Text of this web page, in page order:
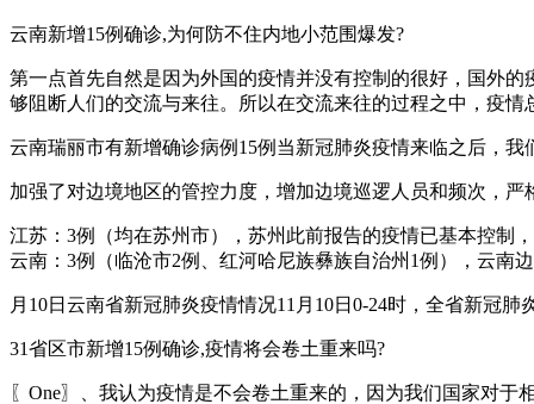
云南新增15例确诊,为何防不住内地小范围爆发?
第一点首先自然是因为外国的疫情并没有控制的很好，国外
够阻断人们的交流与来往。所以在交流来往的过程之中，疫情
云南瑞丽市有新增确诊病例15例当新冠肺炎疫情来临之后，我
加强了对边境地区的管控力度，增加边境巡逻人员和频次，
江苏：3例（均在苏州市），苏州此前报告的疫情已基本控制
云南：3例（临沧市2例、红河哈尼族彝族自治州1例），云南
月10日云南省新冠肺炎疫情情况11月10日0-24时，全省新冠
31省区市新增15例确诊,疫情将会卷土重来吗?
〖One〗、我认为疫情是不会卷土重来的，因为我们国家对